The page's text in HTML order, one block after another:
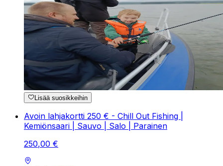
Lisää suosikkeihin
Avoin lahjakortti 250 € - Chill Out Fishing |
Kemiönsaari | Sauvo | Salo | Parainen
250,00 €